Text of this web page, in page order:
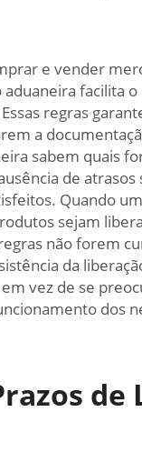
e vender
regras
a
sabem quais
de
Quando
sejam
não forem
da
vez de se
dos